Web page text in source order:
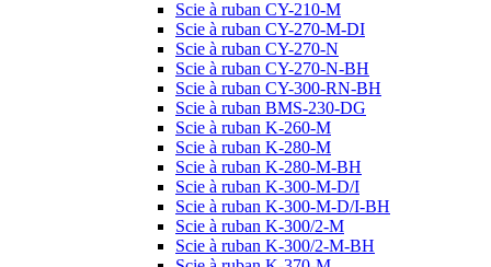
Scie à ruban CY-210-M
Scie à ruban CY-270-M-DI
Scie à ruban CY-270-N
Scie à ruban CY-270-N-BH
Scie à ruban CY-300-RN-BH
Scie à ruban BMS-230-DG
Scie à ruban K-260-M
Scie à ruban K-280-M
Scie à ruban K-280-M-BH
Scie à ruban K-300-M-D/I
Scie à ruban K-300-M-D/I-BH
Scie à ruban K-300/2-M
Scie à ruban K-300/2-M-BH